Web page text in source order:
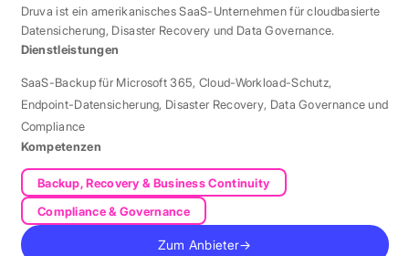
Druva ist ein amerikanisches SaaS-Unternehmen für cloudbasierte
Datensicherung, Disaster Recovery und Data Governance.
Dienstleistungen
SaaS-Backup für Microsoft 365, Cloud-Workload-Schutz,
Endpoint-Datensicherung, Disaster Recovery, Data Governance und
Compliance
Kompetenzen
Backup, Recovery & Business Continuity
Compliance & Governance
Zum Anbieter→